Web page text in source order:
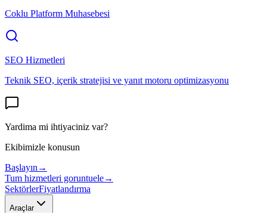
Coklu Platform Muhasebesi
SEO Hizmetleri
Teknik SEO, içerik stratejisi ve yanıt motoru optimizasyonu
Yardima mi ihtiyaciniz var?
Ekibimizle konusun
Başlayın →
Tum hizmetleri goruntuele→
SektörlerFiyatlandırma
Araçlar